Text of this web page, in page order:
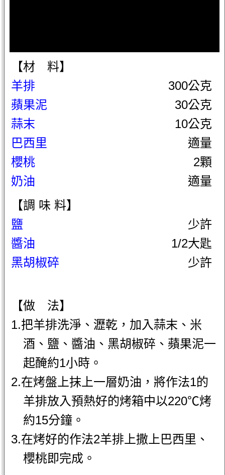
【材 料】
羊排
300公克
蘋果泥
30公克
蒜末
10公克
巴西里
適量
櫻桃
2顆
奶油
適量
【調 味 料】
鹽
少許
醬油
1/2大匙
黑胡椒碎
少許
【做 法】
1.把羊排洗淨、瀝乾，加入蒜末、米
酒、鹽、醬油、黑胡椒碎、蘋果泥一
起醃約1小時。
2.在烤盤上抹上一層奶油，將作法1的
羊排放入預熱好的烤箱中以220℃烤
約15分鐘。
3.在烤好的作法2羊排上撒上巴西里、
櫻桃即完成。